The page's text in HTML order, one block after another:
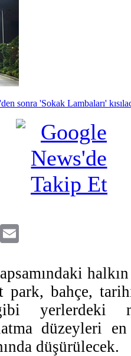
sonra 'Sokak Lambaları'
Copy
Link
park, bahçe,
yerlerdeki
düzeyleri
düşürülecek.